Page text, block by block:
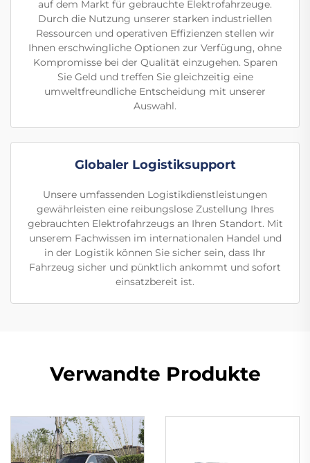
auf dem Markt für gebrauchte Elektrofahrzeuge.
Durch die Nutzung unserer starken industriellen
Ressourcen und operativen Effizienzen stellen wir
Ihnen erschwingliche Optionen zur Verfügung, ohne
Kompromisse bei der Qualität einzugehen. Sparen
Sie Geld und treffen Sie gleichzeitig eine
umweltfreundliche Entscheidung mit unserer
Auswahl.
Globaler Logistiksupport
Unsere umfassenden Logistikdienstleistungen
gewährleisten eine reibungslose Zustellung Ihres
gebrauchten Elektrofahrzeugs an Ihren Standort. Mit
unserem Fachwissen im internationalen Handel und
in der Logistik können Sie sicher sein, dass Ihr
Fahrzeug sicher und pünktlich ankommt und sofort
einsatzbereit ist.
Verwandte Produkte